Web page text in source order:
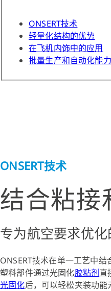
ONSERT技术
轻量化结构的优势
在飞机内饰中的应用
批量生产和自动化能力
ONSERT技术
结合粘接
专为航空要求优
ONSERT技术在单一工艺中
塑料部件通过光固化胶粘剂直
光固化后，可以轻松夹装功能